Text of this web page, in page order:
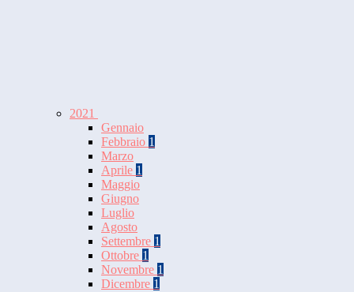
2021
Gennaio
Febbraio 1
Marzo
Aprile 1
Maggio
Giugno
Luglio
Agosto
Settembre 1
Ottobre 1
Novembre 1
Dicembre 1